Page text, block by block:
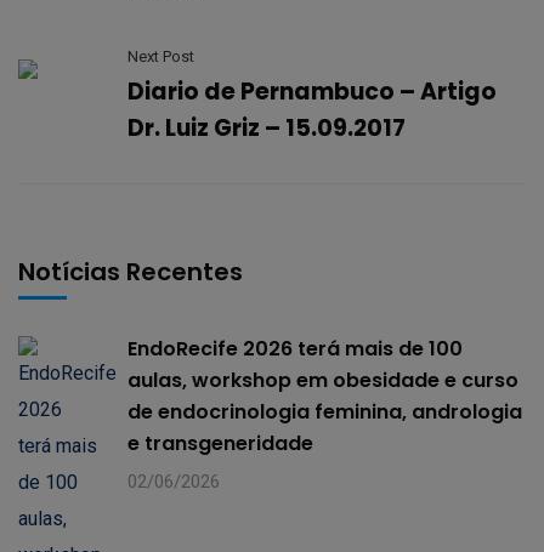
Next Post
Diario de Pernambuco – Artigo
Dr. Luiz Griz – 15.09.2017
Notícias Recentes
EndoRecife 2026 terá mais de 100
aulas, workshop em obesidade e curso
de endocrinologia feminina, andrologia
e transgeneridade
02/06/2026